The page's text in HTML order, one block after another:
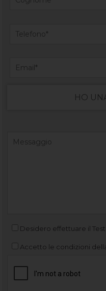
HO
Desidero effettuare il
Accetto le condizioni